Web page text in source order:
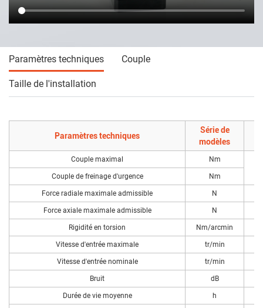
Paramètres techniques Couple
Taille de l'installation
Paramètres techniques
Série de
modèles
Couple maximal Nm
Couple de freinage d'urgence Nm
Force radiale maximale admissible N
Force axiale maximale admissible N
Rigidité en torsion Nm/arcmin
Vitesse d'entrée maximale tr/min
Vitesse d'entrée nominale tr/min
Bruit dB
Durée de vie moyenne h